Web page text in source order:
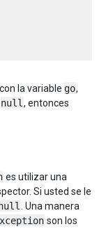
la variable go,
null , entonces
es utilizar una
Si usted se le
. Una manera
son los